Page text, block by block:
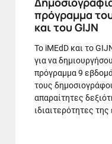
πρόγραμμα
και του GIJN
Το iMEdD και το
για να
πρόγραμμα 9
τους
απαραίτητες
ιδιαιτερότητες